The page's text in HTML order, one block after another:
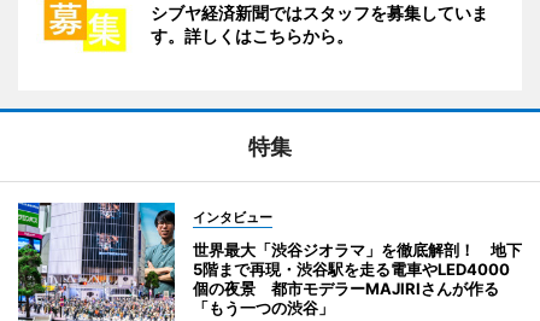
シブヤ経済新聞ではスタッフを募集していま
す。詳しくはこちらから。
特集
インタビュー
世界最大「渋谷ジオラマ」を徹底解剖！ 地下
5階まで再現・渋谷駅を走る電車やLED4000
個の夜景 都市モデラーMAJIRIさんが作る
「もう一つの渋谷」